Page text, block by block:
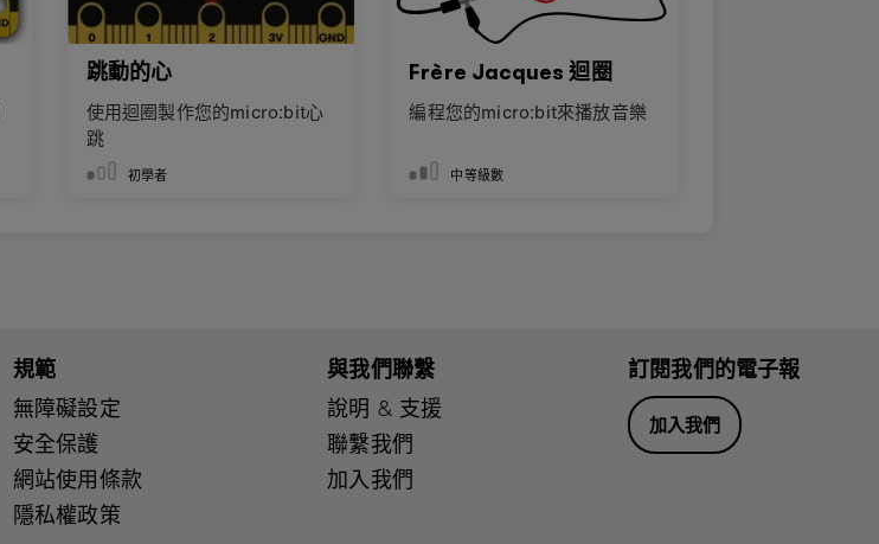
跳動的心
使用迴圈製作您的micro:bit心
跳
初學者
Frère Jacques 迴圈
編程您的micro:bit來播放音樂
中等級數
規範
無障礙設定
安全保護
網站使用條款
隱私權政策
與我們聯繫
說明 & 支援
聯繫我們
加入我們
訂閱我們的電子報
加入我們